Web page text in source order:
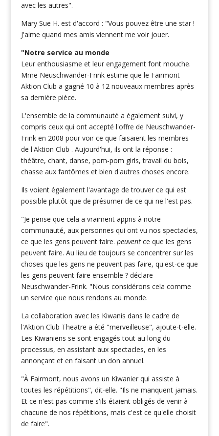
avec les autres".
Mary Sue H. est d'accord : "Vous pouvez être une star !
J'aime quand mes amis viennent me voir jouer.
"Notre service au monde
Leur enthousiasme et leur engagement font mouche.
Mme Neuschwander-Frink estime que le Fairmont
Aktion Club a gagné 10 à 12 nouveaux membres après
sa dernière pièce.
L'ensemble de la communauté a également suivi, y
compris ceux qui ont accepté l'offre de Neuschwander-
Frink en 2008 pour voir ce que faisaient les membres
de l'Aktion Club . Aujourd'hui, ils ont la réponse :
théâtre, chant, danse, pom-pom girls, travail du bois,
chasse aux fantômes et bien d'autres choses encore.
Ils voient également l'avantage de trouver ce qui est
possible plutôt que de présumer de ce qui ne l'est pas.
"Je pense que cela a vraiment appris à notre
communauté, aux personnes qui ont vu nos spectacles,
ce que les gens peuvent faire. peuvent ce que les gens
peuvent faire. Au lieu de toujours se concentrer sur les
choses que les gens ne peuvent pas faire, qu'est-ce que
les gens peuvent faire ensemble ? déclare
Neuschwander-Frink. "Nous considérons cela comme
un service que nous rendons au monde.
La collaboration avec les Kiwanis dans le cadre de
l'Aktion Club Theatre a été "merveilleuse", ajoute-t-elle.
Les Kiwaniens se sont engagés tout au long du
processus, en assistant aux spectacles, en les
annonçant et en faisant un don annuel.
"À Fairmont, nous avons un Kiwanier qui assiste à
toutes les répétitions", dit-elle. "Ils ne manquent jamais.
Et ce n'est pas comme s'ils étaient obligés de venir à
chacune de nos répétitions, mais c'est ce qu'elle choisit
de faire".